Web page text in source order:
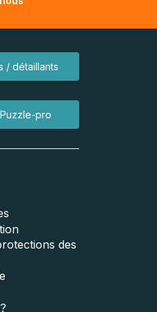
/ détaillants
pro
des